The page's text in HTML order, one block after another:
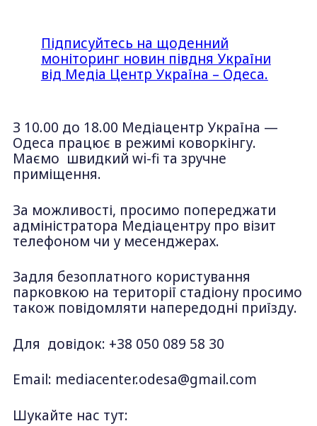
Підписуйтесь на щоденний
моніторинг новин півдня України
від Медіа Центр Україна – Одеса.
З 10.00 до 18.00 Медіацентр Україна —
Одеса працює в режимі коворкінгу.
Маємо швидкий wi-fi та зручне
приміщення.
За можливості, просимо попереджати
адміністратора Медіацентру про візит
телефоном чи у месенджерах.
Задля безоплатного користування
парковкою на території стадіону просимо
також повідомляти напередодні приїзду.
Для довідок: +38 050 089 58 30
Email: mediacenter.odesa@gmail.com
Шукайте нас тут: